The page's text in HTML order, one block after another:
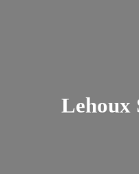
Lehoux